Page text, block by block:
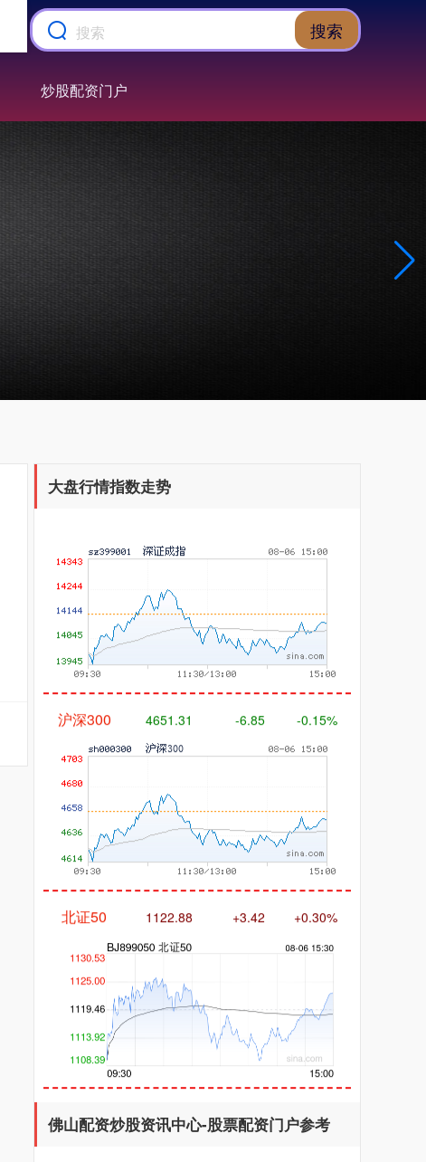
搜索
炒股配资门户
大盘行情指数走势
深证成指 14110.12
沪深300
北证50
创业板指 -0.55%
佛山配资炒股资讯中心-股票配资门户参考